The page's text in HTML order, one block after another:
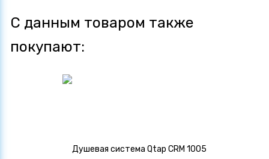
С данным товаром также
покупают: